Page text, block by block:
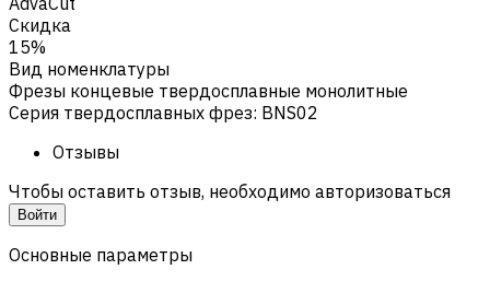
Скидка
15%
Вид номенклатуры
Фрезы концевые твердосплавные монолитные
Серия твердосплавных фрез: BNS02
Отзывы
Чтобы оставить отзыв, необходимо авторизоваться
Войти
Основные параметры